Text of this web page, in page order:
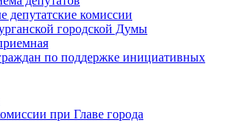
депутатские комиссии
городской Думы
по поддержке инициативных
при Главе города